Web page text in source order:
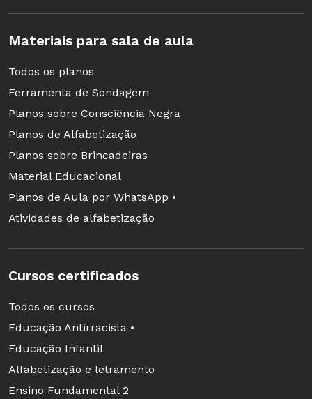
Materiais para sala de aula
Todos os planos
Ferramenta de Sondagem
Planos sobre Consciência Negra
Planos de Alfabetização
Planos sobre Brincadeiras
Material Educacional
Planos de Aula por WhatsApp •
Atividades de alfabetização
Cursos certificados
Todos os cursos
Educação Antirracista •
Educação Infantil
Alfabetização e letramento
Ensino Fundamental 2